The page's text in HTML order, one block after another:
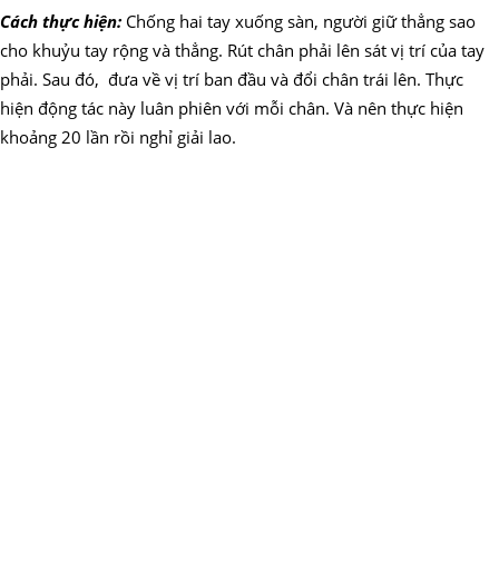
Cách thực hiện: Chống hai tay xuống sàn, người giữ thẳng sao
cho khuỷu tay rộng và thẳng. Rút chân phải lên sát vị trí của tay
phải. Sau đó, đưa về vị trí ban đầu và đổi chân trái lên. Thực
hiện động tác này luân phiên với mỗi chân. Và nên thực hiện
khoảng 20 lần rồi nghỉ giải lao.